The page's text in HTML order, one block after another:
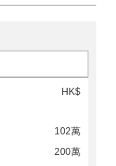
HK$
102萬
200萬